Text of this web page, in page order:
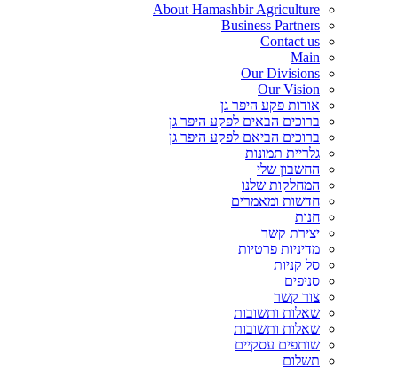
About Hamashbir Agriculture
Business Partners
Contact us
Main
Our Divisions
Our Vision
אודות פקע היפר גן
ברוכים הבאים לפקע היפר גן
ברוכים הביאם לפקע היפר גן
גלריית תמונות
החשבון שלי
המחלקות שלנו
חדשות ומאמרים
חנות
יצירת קשר
מדיניות פרטיות
סל קניות
סניפים
צור קשר
שאלות ותשובות
שאלות ותשובות
שותפים עסקיים
תשלום